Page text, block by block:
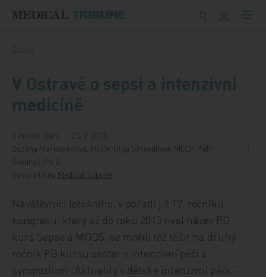
V Ostravě o sepsi a intenzivní
medicíně
4 minuty čtení
23. 2. 2015
Zuzana Markuseková, MUDr. Olga Smékalová, MUDr. Petr
Štourač, Ph.D.
Vyšlo v titulu Medical Tribune
Návštěvníci letošního, v pořadí již 17. ročníku
kongresu, který až do roku 2013 nesl název PG
kurs Sepse a MODS, se mohli též těšit na druhý
ročník PG kursu sester v intenzivní péči a
sympozium „Aktuality v dětské intenzivní péči.“